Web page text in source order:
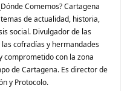
Comemos? Cartagena
de actualidad, historia,
social. Divulgador de las
cofradías y hermandades
comprometido con la zona
de Cartagena. Es director de
y Protocolo.